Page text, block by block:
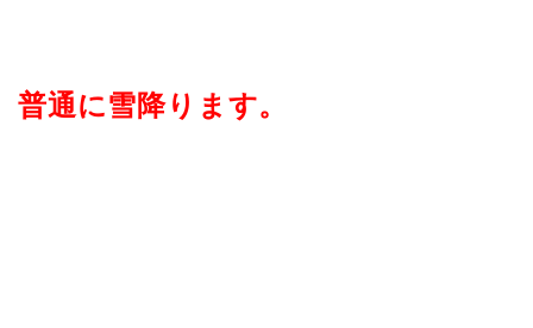
普通に雪降ります。